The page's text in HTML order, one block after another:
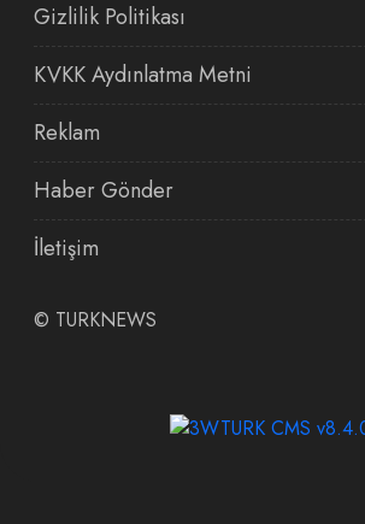
Gizlilik Politikası
KVKK Aydınlatma Metni
Reklam
Haber Gönder
İletişim
© TURKNEWS